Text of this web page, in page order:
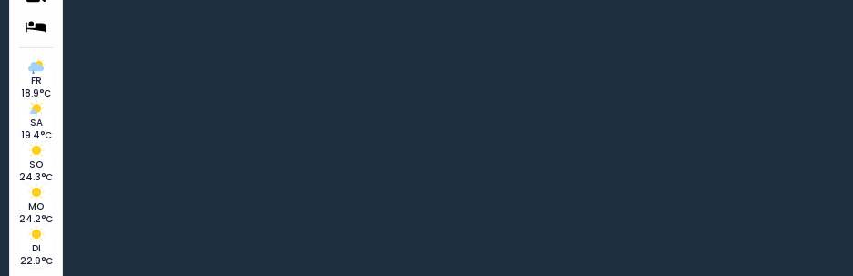
FR
18.9°C
SA
19.4°C
SO
24.3°C
MO
24.2°C
DI
22.9°C